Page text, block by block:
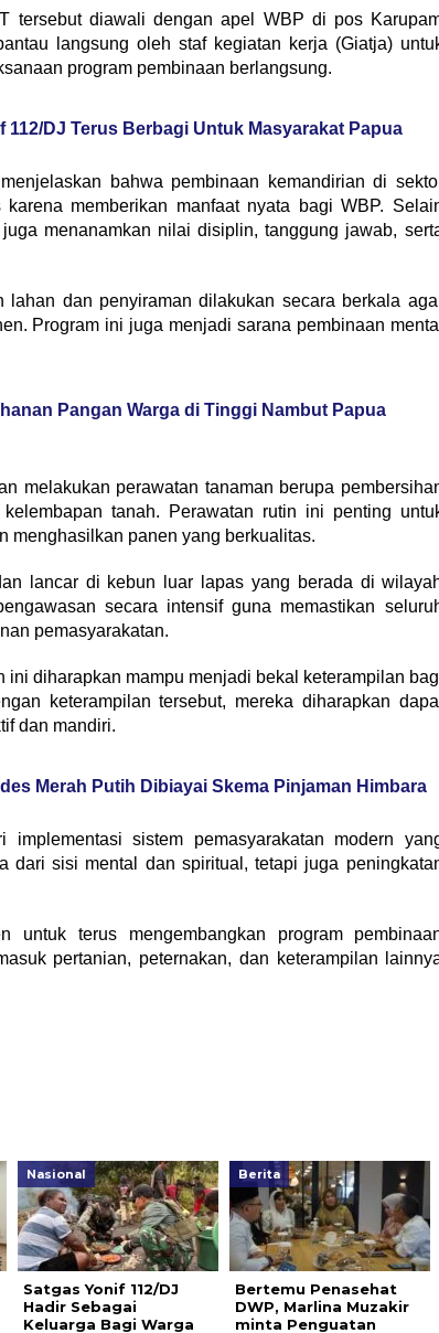
tersebut diawali dengan apel WBP di pos
langsung oleh staf kegiatan kerja (Giatja)
program pembinaan berlangsung.
DJ Terus Berbagi Untuk Masyarakat Papua
bahwa pembinaan kemandirian di
memberikan manfaat nyata bagi WBP.
menanamkan nilai disiplin, tanggung jawab,
lahan dan penyiraman dilakukan secara berkala
Program ini juga menjadi sarana pembinaan mental
Pangan Warga di Tinggi Nambut Papua
melakukan perawatan tanaman berupa
tanah. Perawatan rutin ini penting
menghasilkan panen yang berkualitas.
lancar di kebun luar lapas yang berada di
secara intensif guna memastikan
pemasyarakatan.
diharapkan mampu menjadi bekal keterampilan
keterampilan tersebut, mereka diharapkan
dan mandiri.
Merah Putih Dibiayai Skema Pinjaman Himbara
sistem pemasyarakatan modern
dari sisi mental dan spiritual, tetapi juga
terus mengembangkan program
pertanian, peternakan, dan keterampilan
Nasional
Satgas Yonif 112/DJ
Hadir Sebagai
Keluarga Bagi Warga
Berita
Bertemu Penasehat
DWP, Marlina Muzakir
minta Penguatan